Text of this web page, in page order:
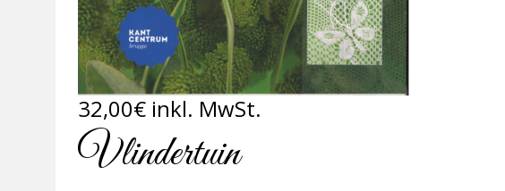
32,00€ inkl. MwSt.
Vlindertuin